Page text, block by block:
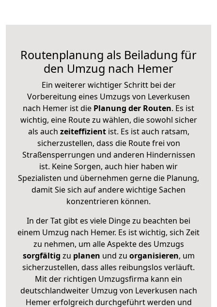
Routenplanung als Beiladung für
den Umzug nach Hemer
Ein weiterer wichtiger Schritt bei der
Vorbereitung eines Umzugs von Leverkusen
nach Hemer ist die Planung der Routen. Es ist
wichtig, eine Route zu wählen, die sowohl sicher
als auch zeiteffizientist. Es ist auch ratsam,
sicherzustellen, dass die Route frei von
Straßensperrungen und anderen Hindernissen
ist. Keine Sorgen, auch hier haben wir
Spezialisten und übernehmen gerne die Planung,
damit Sie sich auf andere wichtige Sachen
konzentrieren können.
In der Tat gibt es viele Dinge zu beachten bei
einem Umzug nach Hemer. Es ist wichtig, sich Zeit
zu nehmen, um alle Aspekte des Umzugs
sorgfältig zu planen und zu organisieren, um
sicherzustellen, dass alles reibungslos verläuft.
Mit der richtigen Umzugsfirma kann ein
deutschlandweiter Umzug von Leverkusen nach
Hemer erfolgreich durchgeführt werden und